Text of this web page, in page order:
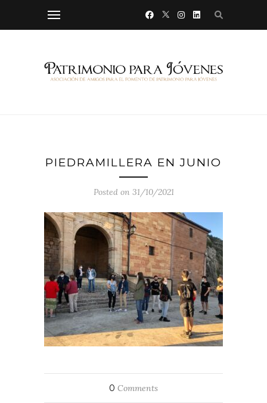
PIEDRAMILLERA EN JUNIO
Posted on 31/10/2021
0 Comments